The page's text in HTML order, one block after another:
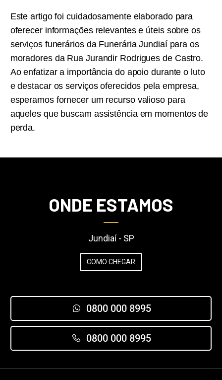
Este artigo foi cuidadosamente elaborado para
oferecer informações relevantes e úteis sobre os
serviços funerários da Funerária Jundiaí para os
moradores da Rua Jurandir Rodrigues de Castro.
Ao enfatizar a importância do apoio durante o luto
e destacar os serviços oferecidos pela empresa,
esperamos fornecer um recurso valioso para
aqueles que buscam assistência em momentos de
perda.
ONDE ESTAMOS
Jundiaí - SP
COMO CHEGAR
0800 000 8995
0800 000 8995